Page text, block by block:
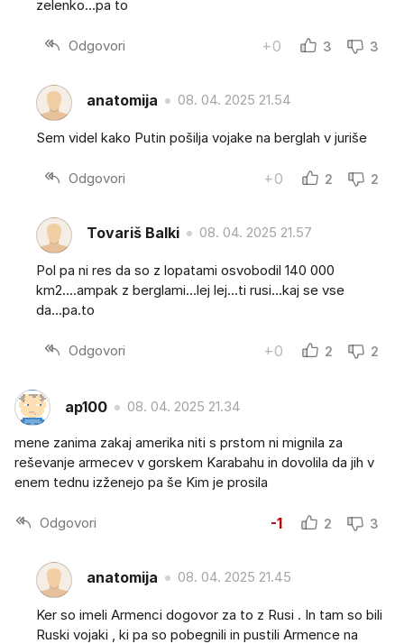
zelenko...pa to
Odgovori +0 3 3
anatomija 08. 04. 2025 21.54
Sem videl kako Putin pošilja vojake na berglah v juriše
Odgovori +0 2 2
Tovariš Balki 08. 04. 2025 21.57
Pol pa ni res da so z lopatami osvobodil 140 000
km2....ampak z berglami...lej lej...ti rusi...kaj se vse
da...pa.to
Odgovori +0 2 2
ap100 08. 04. 2025 21.34
mene zanima zakaj amerika niti s prstom ni mignila za
reševanje armecev v gorskem Karabahu in dovolila da jih v
enem tednu izženejo pa še Kim je prosila
Odgovori -1 2 3
anatomija 08. 04. 2025 21.45
Ker so imeli Armenci dogovor za to z Rusi . In tam so bili
Ruski vojaki , ki pa so pobegnili in pustili Armence na